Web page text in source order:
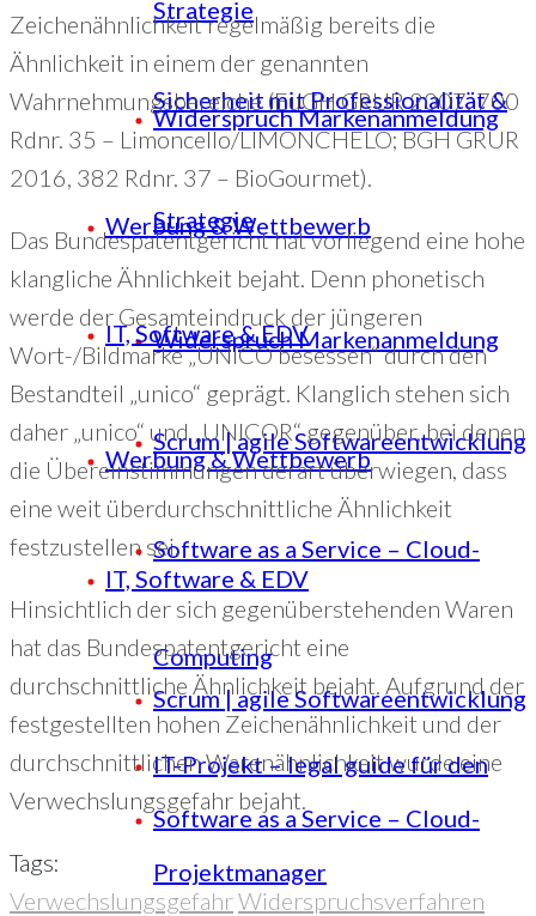
Sicherheit mit Professionalität &
Strategie
Widerspruch Markenanmeldung
Werbung & Wettbewerb
IT, Software & EDV
Scrum | agile Softwareentwicklung
Software as a Service – Cloud-
Strategie
Widerspruch Markenanmeldung
Werbung & Wettbewerb
IT, Software & EDV
Scrum | agile Softwareentwicklung
Software as a Service – Cloud-
Computing
IT-Projekt – legal guide für den
Projektmanager
Zeichenähnlichkeit regelmäßig bereits die
Ähnlichkeit in einem der genannten
Wahrnehmungsbereiche (EuGH GRUR 2007, 700
Rdnr. 35 – Limoncello/LIMONCHELO; BGH GRUR
2016, 382 Rdnr. 37 – BioGourmet).
Das Bundespatentgericht hat vorliegend eine hohe
klangliche Ähnlichkeit bejaht. Denn phonetisch
werde der Gesamteindruck der jüngeren
Wort-/Bildmarke „UNICO besessen“ durch den
Bestandteil „unico“ geprägt. Klanglich stehen sich
daher „unico“ und „UNICOR“ gegenüber, bei denen
die Übereinstimmungen derart überwiegen, dass
eine weit überdurchschnittliche Ähnlichkeit
festzustellen sei.
Hinsichtlich der sich gegenüberstehenden Waren
hat das Bundespatentgericht eine
durchschnittliche Ähnlichkeit bejaht. Aufgrund der
festgestellten hohen Zeichenähnlichkeit und der
durchschnittlichen Warenähnlichkeit wurde eine
Verwechslungsgefahr bejaht.
Tags:
VerwechslungsgefahrWiderspruchsverfahren